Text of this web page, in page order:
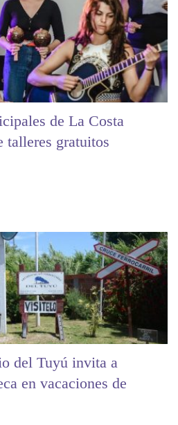
de La Costa
talleres gratuitos
del Tuyú invita a
en vacaciones de